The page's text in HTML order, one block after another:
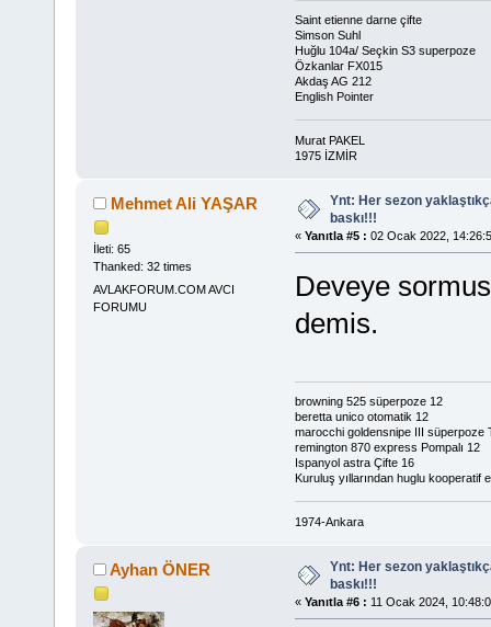
Saint etienne darne çifte
Simson Suhl
Huğlu 104a/ Seçkin S3 superpoze
Özkanlar FX015
Akdaş AG 212
English Pointer
Murat PAKEL
1975 İZMİR
Mehmet Ali YAŞAR
İleti: 65
Thanked: 32 times
AVLAKFORUM.COM AVCI
FORUMU
Ynt: Her sezon
baskı!!!
« Yanıtla #5 : 02 Ocak 2022,
Deveye
demis.
browning 525 süperpoze 12
beretta unico otomatik 12
marocchi goldensnipe III süperpoze
remington 870 express Pompalı 12
Ispanyol astra Çifte 16
Kuruluş yıllarından huglu kooperatif
1974-Ankara
Ayhan ÖNER
Ynt: Her sezon
baskı!!!
« Yanıtla #6 : 11 Ocak 2024,